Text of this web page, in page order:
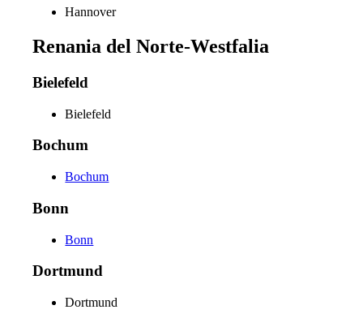
Hannover
Renania del Norte-Westfalia
Bielefeld
Bielefeld
Bochum
Bochum
Bonn
Bonn
Dortmund
Dortmund